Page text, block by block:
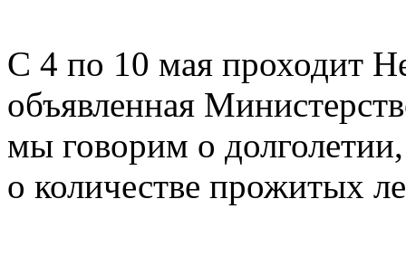
С 4 по 10 мая проходит
объявленная
мы говорим о
о количестве прожитых